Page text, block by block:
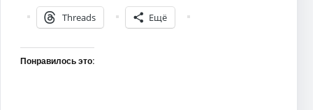
Threads Ещё
Понравилось это: